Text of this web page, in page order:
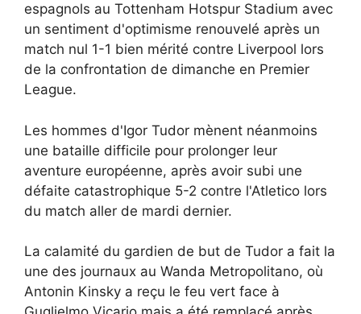
espagnols au Tottenham Hotspur Stadium avec
un sentiment d'optimisme renouvelé après un
match nul 1-1 bien mérité contre Liverpool lors
de la confrontation de dimanche en Premier
League.
Les hommes d'Igor Tudor mènent néanmoins
une bataille difficile pour prolonger leur
aventure européenne, après avoir subi une
défaite catastrophique 5-2 contre l'Atletico lors
du match aller de mardi dernier.
La calamité du gardien de but de Tudor a fait la
une des journaux au Wanda Metropolitano, où
Antonin Kinsky a reçu le feu vert face à